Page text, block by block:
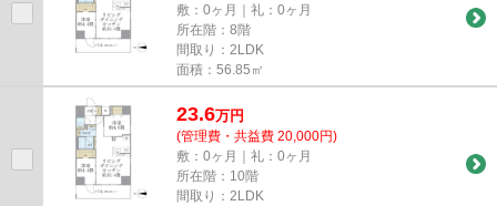
敷：0ヶ月｜礼：0ヶ月
所在階：8階
間取り：2LDK
面積：56.85㎡
23.6万円
(管理費・共益費 20,000円)
敷：0ヶ月｜礼：0ヶ月
所在階：10階
間取り：2LDK